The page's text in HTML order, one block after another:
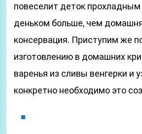
повеселит деток
деньком больше, чем
консервация. Приступим же
изготовлению в домашних
варенья из сливы венгерки и
конкретно необходимо это